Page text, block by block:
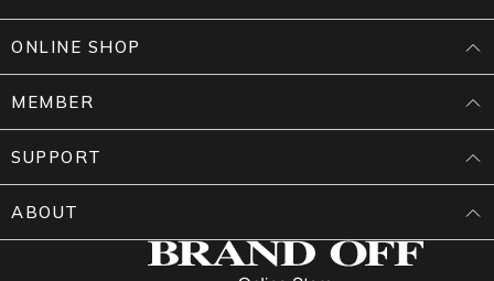
ONLINE SHOP
MEMBER
SUPPORT
ABOUT